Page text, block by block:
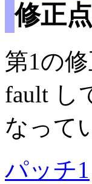
修正
第1の
fault し
なって
パッチ1